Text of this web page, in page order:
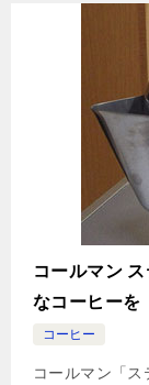
コールマン
なコーヒーを
コーヒー
コールマン「